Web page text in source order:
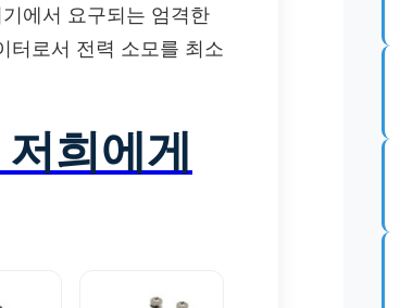
에서 요구되는 엄격한
터로서 전력 소모를 최소
희에게